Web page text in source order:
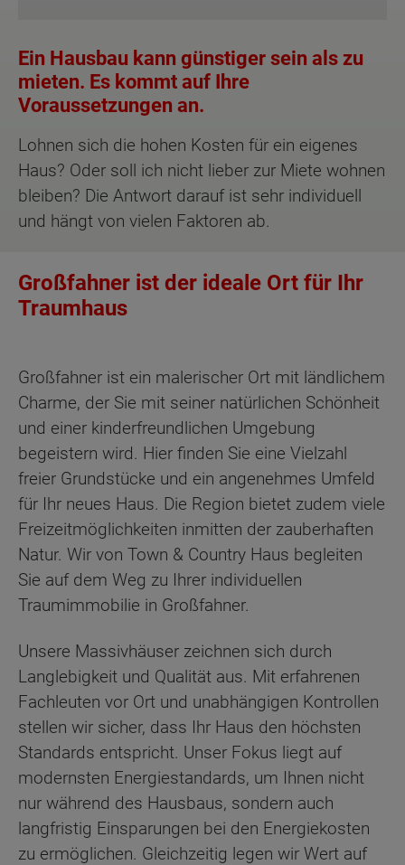
Ein Hausbau kann günstiger sein als zu
mieten. Es kommt auf Ihre
Voraussetzungen an.
Lohnen sich die hohen Kosten für ein eigenes
Haus? Oder soll ich nicht lieber zur Miete wohnen
bleiben? Die Antwort darauf ist sehr individuell
und hängt von vielen Faktoren ab.
Großfahner ist der ideale Ort für Ihr
Traumhaus
Großfahner ist ein malerischer Ort mit ländlichem
Charme, der Sie mit seiner natürlichen Schönheit
und einer kinderfreundlichen Umgebung
begeistern wird. Hier finden Sie eine Vielzahl
freier Grundstücke und ein angenehmes Umfeld
für Ihr neues Haus. Die Region bietet zudem viele
Freizeitmöglichkeiten inmitten der zauberhaften
Natur. Wir von Town & Country Haus begleiten
Sie auf dem Weg zu Ihrer individuellen
Traumimmobilie in Großfahner.
Unsere Massivhäuser zeichnen sich durch
Langlebigkeit und Qualität aus. Mit erfahrenen
Fachleuten vor Ort und unabhängigen Kontrollen
stellen wir sicher, dass Ihr Haus den höchsten
Standards entspricht. Unser Fokus liegt auf
modernsten Energiestandards, um Ihnen nicht
nur während des Hausbaus, sondern auch
langfristig Einsparungen bei den Energiekosten
zu ermöglichen. Gleichzeitig legen wir Wert auf